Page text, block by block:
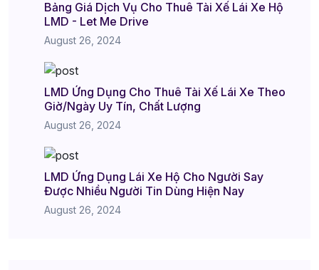
Bảng Giá Dịch Vụ Cho Thuê Tài Xế Lái Xe Hộ
LMD - Let Me Drive
August 26, 2024
LMD Ứng Dụng Cho Thuê Tài Xế Lái Xe Theo
Giờ/Ngày Uy Tín, Chất Lượng
August 26, 2024
LMD Ứng Dụng Lái Xe Hộ Cho Người Say
Được Nhiều Người Tin Dùng Hiện Nay
August 26, 2024